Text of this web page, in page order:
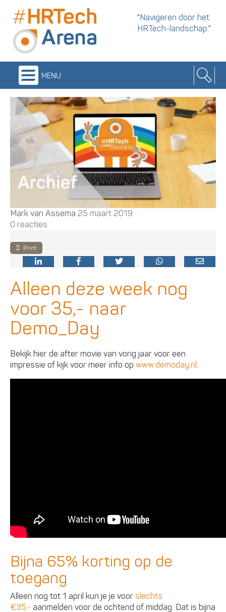
"Navigeren door het
HRTech-landschap."
menu
Mark van Assema 25 maart 2019
0 reacties
Print
Alleen deze week nog
voor 35,- naar
Demo_Day
Bekijk hier de after movie van vorig jaar voor een
impressie of kijk voor meer info opwww.demoday.nl .
Bijna 65% korting op de
toegang
Alleen nog tot 1 april kun je je voor slechts
€35,- aanmelden voor de ochtend of middag. Dat is bijna